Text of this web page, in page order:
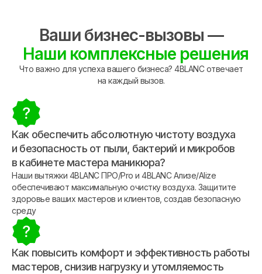
Ваши бизнес-вызовы —
Наши комплексные решения
Что важно для успеха вашего бизнеса? 4BLANC отвечает
на каждый вызов.
Как обеспечить абсолютную чистоту воздуха
и безопасность от пыли, бактерий и микробов
в кабинете мастера маникюра?
Наши вытяжки 4BLANC ПРО/Pro и 4BLANC Ализе/Alize
обеспечивают максимальную очистку воздуха. Защитите
здоровье ваших мастеров и клиентов, создав безопасную
среду
Как повысить комфорт и эффективность работы
мастеров, снизив нагрузку и утомляемость